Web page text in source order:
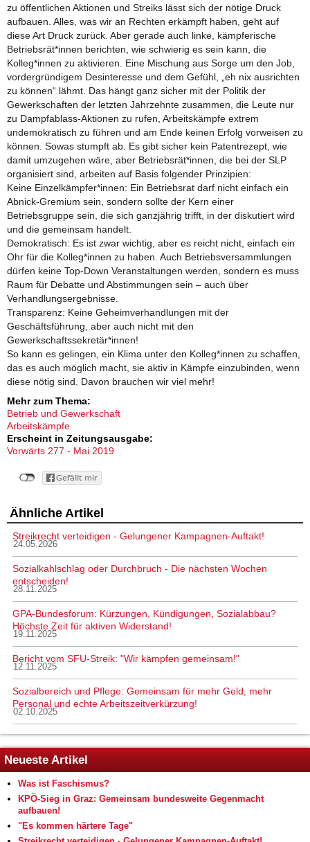
zu öffentlichen Aktionen und Streiks lässt sich der nötige Druck
aufbauen. Alles, was wir an Rechten erkämpft haben, geht auf
diese Art Druck zurück. Aber gerade auch linke, kämpferische
Betriebsrät*innen berichten, wie schwierig es sein kann, die
Kolleg*innen zu aktivieren. Eine Mischung aus Sorge um den Job,
vordergründigem Desinteresse und dem Gefühl, „eh nix ausrichten
zu können“ lähmt. Das hängt ganz sicher mit der Politik der
Gewerkschaften der letzten Jahrzehnte zusammen, die Leute nur
zu Dampfablass-Aktionen zu rufen, Arbeitskämpfe extrem
undemokratisch zu führen und am Ende keinen Erfolg vorweisen zu
können. Sowas stumpft ab. Es gibt sicher kein Patentrezept, wie
damit umzugehen wäre, aber Betriebsrät*innen, die bei der SLP
organisiert sind, arbeiten auf Basis folgender Prinzipien:
Keine Einzelkämpfer*innen: Ein Betriebsrat darf nicht einfach ein
Abnick-Gremium sein, sondern sollte der Kern einer
Betriebsgruppe sein, die sich ganzjährig trifft, in der diskutiert wird
und die gemeinsam handelt.
Demokratisch: Es ist zwar wichtig, aber es reicht nicht, einfach ein
Ohr für die Kolleg*innen zu haben. Auch Betriebsversammlungen
dürfen keine Top-Down Veranstaltungen werden, sondern es muss
Raum für Debatte und Abstimmungen sein – auch über
Verhandlungsergebnisse.
Transparenz: Keine Geheimverhandlungen mit der
Geschäftsführung, aber auch nicht mit den
Gewerkschaftssekretär*innen!
So kann es gelingen, ein Klima unter den Kolleg*innen zu schaffen,
das es auch möglich macht, sie aktiv in Kämpfe einzubinden, wenn
diese nötig sind. Davon brauchen wir viel mehr!
Mehr zum Thema:
Betrieb und Gewerkschaft
Arbeitskämpfe
Erscheint in Zeitungsausgabe:
Vorwärts 277 - Mai 2019
Ähnliche Artikel
Streikrecht verteidigen - Gelungener Kampagnen-Auftakt!
24.05.2026
Sozialkahlschlag oder Durchbruch - Die nächsten Wochen
entscheiden!
28.11.2025
GPA-Bundesforum: Kürzungen, Kündigungen, Sozialabbau?
Höchste Zeit für aktiven Widerstand!
19.11.2025
Bericht vom SFU-Streik: "Wir kämpfen gemeinsam!"
12.11.2025
Sozialbereich und Pflege: Gemeinsam für mehr Geld, mehr
Personal und echte Arbeitszeitverkürzung!
02.10.2025
Neueste Artikel
Was ist Faschismus?
KPÖ-Sieg in Graz: Gemeinsam bundesweite Gegenmacht
aufbauen!
"Es kommen härtere Tage"